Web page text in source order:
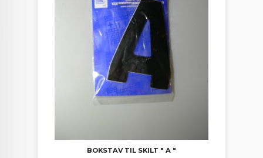
BOKSTAV TIL SKILT " A "